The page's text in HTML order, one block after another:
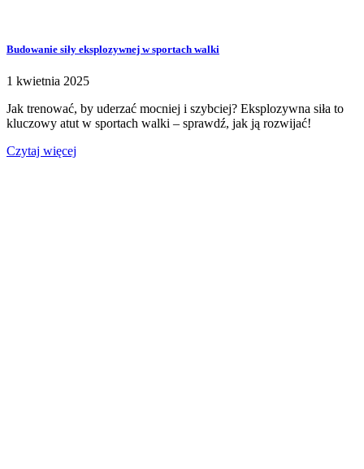
Budowanie siły eksplozywnej w sportach walki
1 kwietnia 2025
Jak trenować, by uderzać mocniej i szybciej? Eksplozywna siła to
kluczowy atut w sportach walki – sprawdź, jak ją rozwijać!
Czytaj więcej